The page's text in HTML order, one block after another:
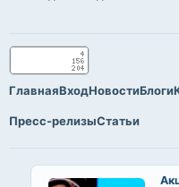
ГлавнаяВходНовостиБлоги
Пресс-релизыСтатьи